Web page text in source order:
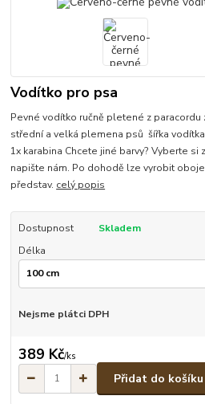
Vodítko pro psa
Pevné vodítko ručně pletené z paracordu
střední a velká plemena psů šířka
1x karabina Chcete jiné barvy? Vyberte si
napište nám. Po dohodě lze vyrobit
představ. celý popis
Dostupnost
Skladem
Délka
Nejsme plátci DPH
389 Kč/ks
Přidat do košíku